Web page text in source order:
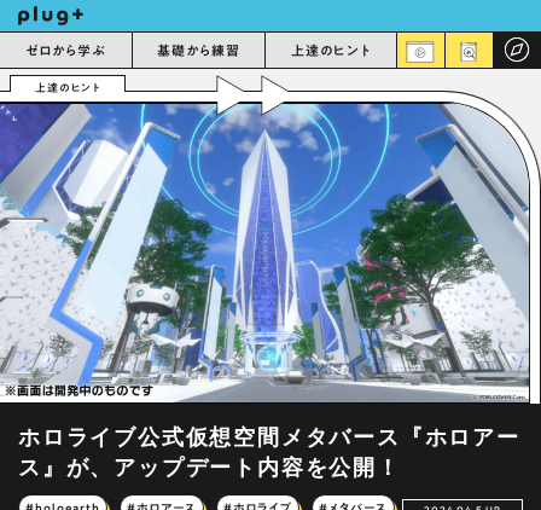
ゼロから学ぶ 基礎から練習 上達のヒント
上達のヒント
ホロライブ公式仮想空間メタバース『ホロアー
ス』が、アップデート内容を公開！
#holoearth #ホロアース #ホロライブ #メタバース